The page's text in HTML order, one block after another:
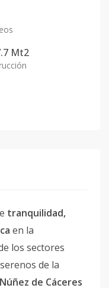
Mt2
tranquilidad,
en la
los sectores
de la
de Cáceres